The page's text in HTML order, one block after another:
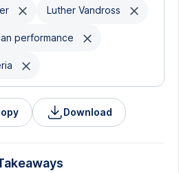
Luther Vandross
performance
Download